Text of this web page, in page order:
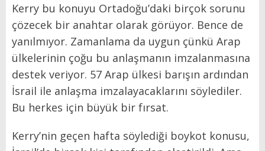
Kerry bu konuyu Ortadoğu’daki birçok sorunu
çözecek bir anahtar olarak görüyor. Bence de
yanılmıyor. Zamanlama da uygun çünkü Arap
ülkelerinin çoğu bu anlaşmanın imzalanmasına
destek veriyor. 57 Arap ülkesi barışın ardından
İsrail ile anlaşma imzalayacaklarını söylediler.
Bu herkes için büyük bir fırsat.
Kerry’nin geçen hafta söylediği boykot konusu,